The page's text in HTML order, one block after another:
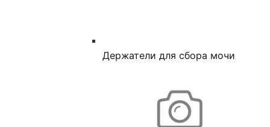
Держатели для сбора мочи